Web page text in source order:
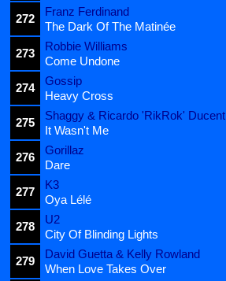
272
Franz Ferdinand
The Dark Of The Matinée
273
Robbie Williams
Come Undone
274
Gossip
Heavy Cross
275
Shaggy & Ricardo 'RikRok' Ducent
It Wasn't Me
276
Gorillaz
Dare
277
K3
Oya Lélé
278
U2
City Of Blinding Lights
279
David Guetta & Kelly Rowland
When Love Takes Over